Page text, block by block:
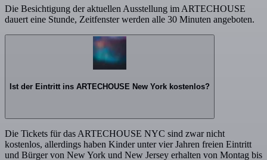
Die Besichtigung der aktuellen Ausstellung im ARTECHOUSE
dauert eine Stunde, Zeitfenster werden alle 30 Minuten angeboten.
Ist der Eintritt ins ARTECHOUSE New York kostenlos?
Die Tickets für das ARTECHOUSE NYC sind zwar nicht
kostenlos, allerdings haben Kinder unter vier Jahren freien Eintritt
und Bürger von New York und New Jersey erhalten von Montag bis